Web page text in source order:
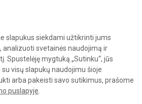
slapukus siekdami užtikrinti jums
analizuoti svetainės naudojimą ir
Spustelėję mygtuką „Sutinku“, jūs
visų slapukų naudojimu šioje
arba pakeisti savo sutikimus, prašome
puslapyje
Visos teisės saugomos.
sutikimo griežtai draudžiama.